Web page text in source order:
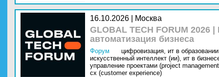
16.10.2026 | Москва
GLOBAL TECH FORUM
автоматизация бизнеса
Форум цифровизация, ит в
искусственный интеллект (ии), ит в
управление проектами (project
cx (customer experience)